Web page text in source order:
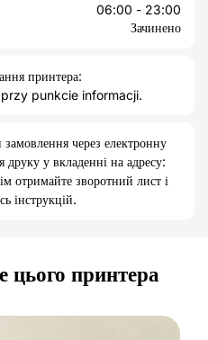
06:00 - 23:00
Зачинено
принтера:
punkcie informacji.
через електронну
у вкладенні на адресу:
отримайте зворотний лист і
інструкцій.
цього принтера